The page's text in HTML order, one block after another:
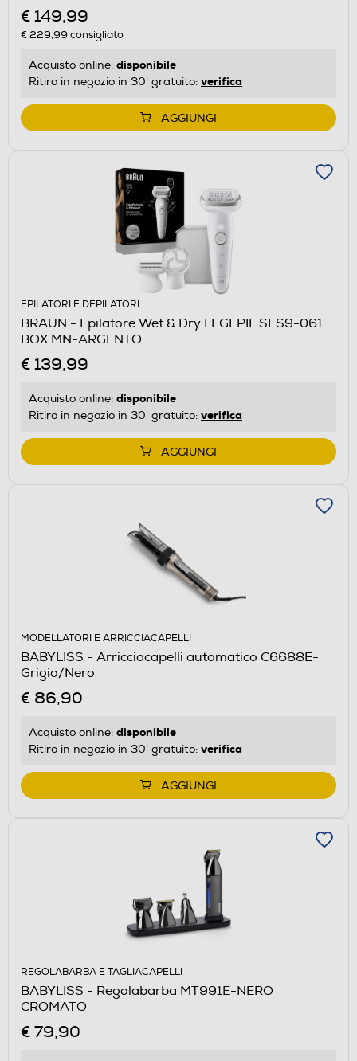
€ 149,99
€ 229,99 consigliato
Acquisto online: disponibile
Ritiro in negozio in 30' gratuito: verifica
AGGIUNGI
EPILATORI E DEPILATORI
BRAUN - Epilatore Wet & Dry LEGEPIL SES9-061
BOX MN-ARGENTO
€ 139,99
Acquisto online: disponibile
Ritiro in negozio in 30' gratuito: verifica
AGGIUNGI
MODELLATORI E ARRICCIACAPELLI
BABYLISS - Arricciacapelli automatico C6688E-
Grigio/Nero
€ 86,90
Acquisto online: disponibile
Ritiro in negozio in 30' gratuito: verifica
AGGIUNGI
REGOLABARBA E TAGLIACAPELLI
BABYLISS - Regolabarba MT991E-NERO
CROMATO
€ 79,90